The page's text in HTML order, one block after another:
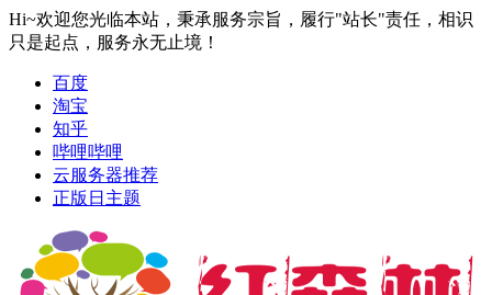
Hi~欢迎您光临本站，秉承服务宗旨，履行"站长"责任，相识
只是起点，服务永无止境！
百度
淘宝
知乎
哔哩哔哩
云服务器推荐
正版日主题